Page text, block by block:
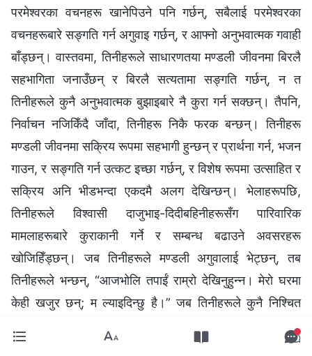
परमेश्‍वरका वचनहरू खानेपिउने पनि गर्छन्, सबैलाई परमेश्‍वरका
वचनहरूबारे सङ्गति गर्न अगुवाइ गर्छन्, र आफ्नो अनुभवात्मक गवाही
बाँड्छन्। वास्तवमा, तिनीहरूले साधारणतया मण्डली जीवनमा बिरलै
सहभागिता जनाउँछन् र बिरलै सत्यतामा सङ्गति गर्छन्, न त
तिनीहरूले कुनै अनुभवात्मक बुझाइबारे नै कुरा गर्न सक्छन्। तैपनि,
निर्वाचन नजिकिँदै जाँदा, तिनीहरू निकै फरक बन्छन्। तिनीहरू
मण्डली जीवनमा सक्रिय रूपमा सहभागी हुन्छन् र प्रार्थना गर्न, भजन
गाउन, र सङ्गति गर्न उत्कट इच्छा गर्छन्, र विशेष रूपमा उत्साहित र
सक्रिय अनि भीडभन्दा एकदमै अलग देखिन्छन्। भेलाहरूपछि,
तिनीहरूले विश्‍वासी दाजुभाइ-दिदीबहिनीहरूसँग पारिवारिक
मामलाहरूबारे कुराकानी गर्ने र सम्बन्ध बढाउने अवसरहरू
खोजिहिँड्छन्। जब तिनीहरूले मण्डली अगुवालाई भेट्छन्, तब
तिनीहरूले भन्छन्, “आजभोलि तपाईं राम्रो देखिनुहुन्‍न। मेरो घरमा
केही खजुर छन्; म ल्याइदिन्छु है।” जब तिनीहरूले कुनै निश्‍चित
दिदीबहिनीलाई भेट्छन्, तब तिनीहरूले भन्छन्, “तपाईंको परिवारमा
आर्थिक समस्या भइरहेको छ भन्‍ने सुनेको छु। तपाईंलाई कुनै सहयोग